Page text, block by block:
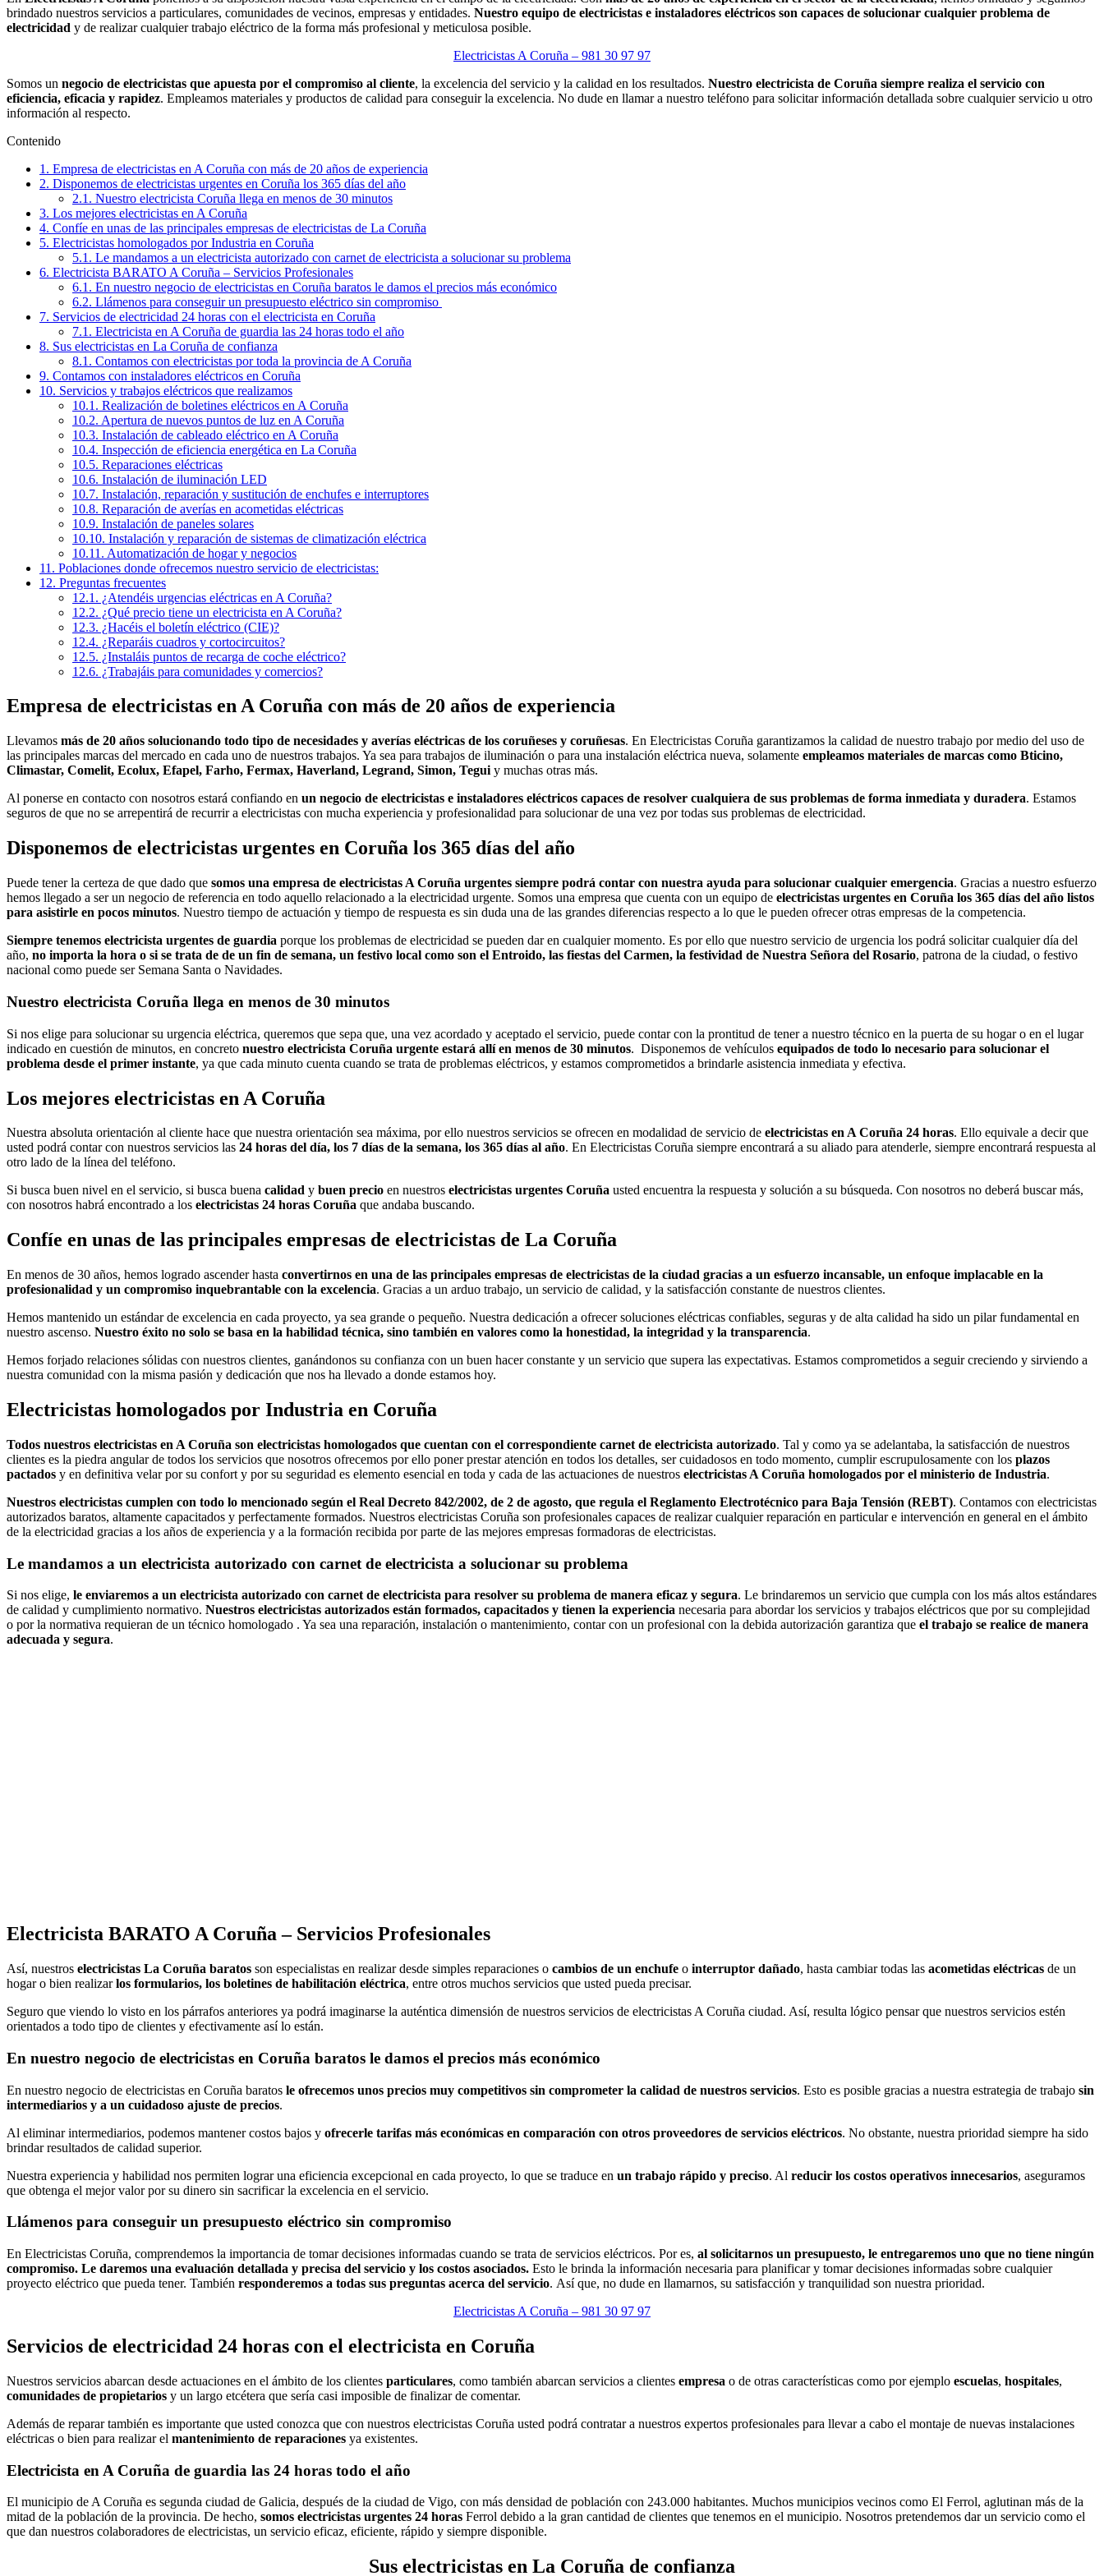
brindado nuestros servicios a particulares, comunidades de vecinos, empresas y entidades. Nuestro equipo de electricistas e instaladores eléctricos son capaces de solucionar cualquier problema de
electricidad y de realizar cualquier trabajo eléctrico de la forma más profesional y meticulosa posible.
Electricistas A Coruña – 981 30 97 97
Somos un negocio de electricistas que apuesta por el compromiso al cliente, la excelencia del servicio y la calidad en los resultados. Nuestro electricista de Coruña siempre realiza el servicio con
eficiencia, eficacia y rapidez. Empleamos materiales y productos de calidad para conseguir la excelencia. No dude en llamar a nuestro teléfono para solicitar información detallada sobre cualquier servicio u otro
información al respecto.
Contenido
1. Empresa de electricistas en A Coruña con más de 20 años de experiencia
2. Disponemos de electricistas urgentes en Coruña los 365 días del año
2.1. Nuestro electricista Coruña llega en menos de 30 minutos
3. Los mejores electricistas en A Coruña
4. Confíe en unas de las principales empresas de electricistas de La Coruña
5. Electricistas homologados por Industria en Coruña
5.1. Le mandamos a un electricista autorizado con carnet de electricista a solucionar su problema
6. Electricista BARATO A Coruña – Servicios Profesionales
6.1. En nuestro negocio de electricistas en Coruña baratos le damos el precios más económico
6.2. Llámenos para conseguir un presupuesto eléctrico sin compromiso
7. Servicios de electricidad 24 horas con el electricista en Coruña
7.1. Electricista en A Coruña de guardia las 24 horas todo el año
8. Sus electricistas en La Coruña de confianza
8.1. Contamos con electricistas por toda la provincia de A Coruña
9. Contamos con instaladores eléctricos en Coruña
10. Servicios y trabajos eléctricos que realizamos
10.1. Realización de boletines eléctricos en A Coruña
10.2. Apertura de nuevos puntos de luz en A Coruña
10.3. Instalación de cableado eléctrico en A Coruña
10.4. Inspección de eficiencia energética en La Coruña
10.5. Reparaciones eléctricas
10.6. Instalación de iluminación LED
10.7. Instalación, reparación y sustitución de enchufes e interruptores
10.8. Reparación de averías en acometidas eléctricas
10.9. Instalación de paneles solares
10.10. Instalación y reparación de sistemas de climatización eléctrica
10.11. Automatización de hogar y negocios
11. Poblaciones donde ofrecemos nuestro servicio de electricistas:
12. Preguntas frecuentes
12.1. ¿Atendéis urgencias eléctricas en A Coruña?
12.2. ¿Qué precio tiene un electricista en A Coruña?
12.3. ¿Hacéis el boletín eléctrico (CIE)?
12.4. ¿Reparáis cuadros y cortocircuitos?
12.5. ¿Instaláis puntos de recarga de coche eléctrico?
12.6. ¿Trabajáis para comunidades y comercios?
Empresa de electricistas en A Coruña con más de 20 años de experiencia
Llevamos más de 20 años solucionando todo tipo de necesidades y averías eléctricas de los coruñeses y coruñesas. En Electricistas Coruña garantizamos la calidad de nuestro trabajo por medio del uso de
las principales marcas del mercado en cada uno de nuestros trabajos. Ya sea para trabajos de iluminación o para una instalación eléctrica nueva, solamente empleamos materiales de marcas como Bticino,
Climastar, Comelit, Ecolux, Efapel, Farho, Fermax, Haverland, Legrand, Simon, Tegui y muchas otras más.
Al ponerse en contacto con nosotros estará confiando en un negocio de electricistas e instaladores eléctricos capaces de resolver cualquiera de sus problemas de forma inmediata y duradera. Estamos
seguros de que no se arrepentirá de recurrir a electricistas con mucha experiencia y profesionalidad para solucionar de una vez por todas sus problemas de electricidad.
Disponemos de electricistas urgentes en Coruña los 365 días del año
Puede tener la certeza de que dado que somos una empresa de electricistas A Coruña urgentes siempre podrá contar con nuestra ayuda para solucionar cualquier emergencia. Gracias a nuestro esfuerzo
hemos llegado a ser un negocio de referencia en todo aquello relacionado a la electricidad urgente. Somos una empresa que cuenta con un equipo de electricistas urgentes en Coruña los 365 días del año listos
para asistirle en pocos minutos. Nuestro tiempo de actuación y tiempo de respuesta es sin duda una de las grandes diferencias respecto a lo que le pueden ofrecer otras empresas de la competencia.
Siempre tenemos electricista urgentes de guardia porque los problemas de electricidad se pueden dar en cualquier momento. Es por ello que nuestro servicio de urgencia los podrá solicitar cualquier día del
año, no importa la hora o si se trata de de un fin de semana, un festivo local como son el Entroido, las fiestas del Carmen, la festividad de Nuestra Señora del Rosario, patrona de la ciudad, o festivo
nacional como puede ser Semana Santa o Navidades.
Nuestro electricista Coruña llega en menos de 30 minutos
Si nos elige para solucionar su urgencia eléctrica, queremos que sepa que, una vez acordado y aceptado el servicio, puede contar con la prontitud de tener a nuestro técnico en la puerta de su hogar o en el lugar
indicado en cuestión de minutos, en concreto nuestro electricista Coruña urgente estará allí en menos de 30 minutos. Disponemos de vehículos equipados de todo lo necesario para solucionar el
problema desde el primer instante, ya que cada minuto cuenta cuando se trata de problemas eléctricos, y estamos comprometidos a brindarle asistencia inmediata y efectiva.
Los mejores electricistas en A Coruña
Nuestra absoluta orientación al cliente hace que nuestra orientación sea máxima, por ello nuestros servicios se ofrecen en modalidad de servicio de electricistas en A Coruña 24 horas. Ello equivale a decir que
usted podrá contar con nuestros servicios las 24 horas del día, los 7 días de la semana, los 365 días al año. En Electricistas Coruña siempre encontrará a su aliado para atenderle, siempre encontrará respuesta al
otro lado de la línea del teléfono.
Si busca buen nivel en el servicio, si busca buena calidad y buen precio en nuestros electricistas urgentes Coruña usted encuentra la respuesta y solución a su búsqueda. Con nosotros no deberá buscar más,
con nosotros habrá encontrado a los electricistas 24 horas Coruña que andaba buscando.
Confíe en unas de las principales empresas de electricistas de La Coruña
En menos de 30 años, hemos logrado ascender hasta convertirnos en una de las principales empresas de electricistas de la ciudad gracias a un esfuerzo incansable, un enfoque implacable en la
profesionalidad y un compromiso inquebrantable con la excelencia. Gracias a un arduo trabajo, un servicio de calidad, y la satisfacción constante de nuestros clientes.
Hemos mantenido un estándar de excelencia en cada proyecto, ya sea grande o pequeño. Nuestra dedicación a ofrecer soluciones eléctricas confiables, seguras y de alta calidad ha sido un pilar fundamental en
nuestro ascenso. Nuestro éxito no solo se basa en la habilidad técnica, sino también en valores como la honestidad, la integridad y la transparencia.
Hemos forjado relaciones sólidas con nuestros clientes, ganándonos su confianza con un buen hacer constante y un servicio que supera las expectativas. Estamos comprometidos a seguir creciendo y sirviendo a
nuestra comunidad con la misma pasión y dedicación que nos ha llevado a donde estamos hoy.
Electricistas homologados por Industria en Coruña
Todos nuestros electricistas en A Coruña son electricistas homologados que cuentan con el correspondiente carnet de electricista autorizado. Tal y como ya se adelantaba, la satisfacción de nuestros
clientes es la piedra angular de todos los servicios que nosotros ofrecemos por ello poner prestar atención en todos los detalles, ser cuidadosos en todo momento, cumplir escrupulosamente con los plazos
pactados y en definitiva velar por su confort y por su seguridad es elemento esencial en toda y cada de las actuaciones de nuestros electricistas A Coruña homologados por el ministerio de Industria.
Nuestros electricistas cumplen con todo lo mencionado según el Real Decreto 842/2002, de 2 de agosto, que regula el Reglamento Electrotécnico para Baja Tensión (REBT). Contamos con electricistas
autorizados baratos, altamente capacitados y perfectamente formados. Nuestros electricistas Coruña son profesionales capaces de realizar cualquier reparación en particular e intervención en general en el ámbito
de la electricidad gracias a los años de experiencia y a la formación recibida por parte de las mejores empresas formadoras de electricistas.
Le mandamos a un electricista autorizado con carnet de electricista a solucionar su problema
Si nos elige, le enviaremos a un electricista autorizado con carnet de electricista para resolver su problema de manera eficaz y segura. Le brindaremos un servicio que cumpla con los más altos estándares
de calidad y cumplimiento normativo. Nuestros electricistas autorizados están formados, capacitados y tienen la experiencia necesaria para abordar los servicios y trabajos eléctricos que por su complejidad
o por la normativa requieran de un técnico homologado . Ya sea una reparación, instalación o mantenimiento, contar con un profesional con la debida autorización garantiza que el trabajo se realice de manera
adecuada y segura.
Electricista BARATO A Coruña – Servicios Profesionales
Así, nuestros electricistas La Coruña baratos son especialistas en realizar desde simples reparaciones o cambios de un enchufe o interruptor dañado, hasta cambiar todas las acometidas eléctricas de un
hogar o bien realizarlos formularios, los boletines de habilitación eléctrica, entre otros muchos servicios que usted pueda precisar.
Seguro que viendo lo visto en los párrafos anteriores ya podrá imaginarse la auténtica dimensión de nuestros servicios de electricistas A Coruña ciudad. Así, resulta lógico pensar que nuestros servicios estén
orientados a todo tipo de clientes y efectivamente así lo están.
En nuestro negocio de electricistas en Coruña baratos le damos el precios más económico
En nuestro negocio de electricistas en Coruña baratos le ofrecemos unos precios muy competitivos sin comprometer la calidad de nuestros servicios. Esto es posible gracias a nuestra estrategia de trabajo sin
intermediarios y a un cuidadoso ajuste de precios.
Al eliminar intermediarios, podemos mantener costos bajos y ofrecerle tarifas más económicas en comparación con otros proveedores de servicios eléctricos. No obstante, nuestra prioridad siempre ha sido
brindar resultados de calidad superior.
Nuestra experiencia y habilidad nos permiten lograr una eficiencia excepcional en cada proyecto, lo que se traduce en un trabajo rápido y preciso. Al reducir los costos operativos innecesarios, aseguramos
que obtenga el mejor valor por su dinero sin sacrificar la excelencia en el servicio.
Llámenos para conseguir un presupuesto eléctrico sin compromiso
En Electricistas Coruña, comprendemos la importancia de tomar decisiones informadas cuando se trata de servicios eléctricos. Por es, al solicitarnos un presupuesto, le entregaremos uno que no tiene ningún
compromiso. Le daremos una evaluación detallada y precisa del servicio y los costos asociados. Esto le brinda la información necesaria para planificar y tomar decisiones informadas sobre cualquier
proyecto eléctrico que pueda tener. También responderemos a todas sus preguntas acerca del servicio. Así que, no dude en llamarnos, su satisfacción y tranquilidad son nuestra prioridad.
Electricistas A Coruña – 981 30 97 97
Servicios de electricidad 24 horas con el electricista en Coruña
Nuestros servicios abarcan desde actuaciones en el ámbito de los clientes particulares, como también abarcan servicios a clientes empresa o de otras características como por ejemplo escuelas, hospitales,
comunidades de propietarios y un largo etcétera que sería casi imposible de finalizar de comentar.
Además de reparar también es importante que usted conozca que con nuestros electricistas Coruña usted podrá contratar a nuestros expertos profesionales para llevar a cabo el montaje de nuevas instalaciones
eléctricas o bien para realizar el mantenimiento de reparaciones ya existentes.
Electricista en A Coruña de guardia las 24 horas todo el año
El municipio de A Coruña es segunda ciudad de Galicia, después de la ciudad de Vigo, con más densidad de población con 243.000 habitantes. Muchos municipios vecinos como El Ferrol, aglutinan más de la
mitad de la población de la provincia. De hecho, somos electricistas urgentes 24 horas Ferrol debido a la gran cantidad de clientes que tenemos en el municipio. Nosotros pretendemos dar un servicio como el
que dan nuestros colaboradores de electricistas, un servicio eficaz, eficiente, rápido y siempre disponible.
Sus electricistas en La Coruña de confianza